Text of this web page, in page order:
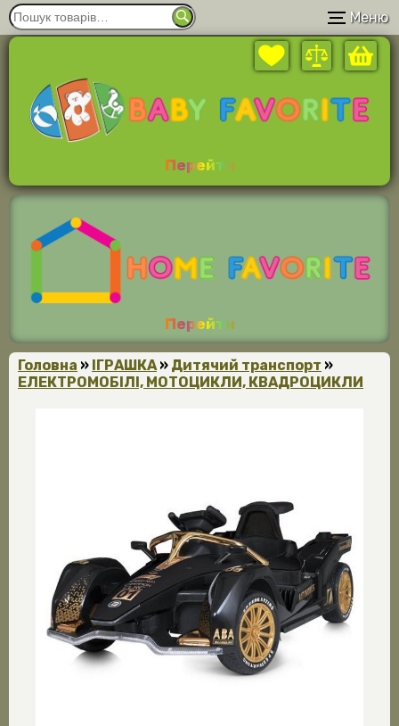
Меню
Перейти
Перейти
Головна » ІГРАШКА» Дитячий транспорт »
ЕЛЕКТРОМОБІЛІ, МОТОЦИКЛИ, КВАДРОЦИКЛИ